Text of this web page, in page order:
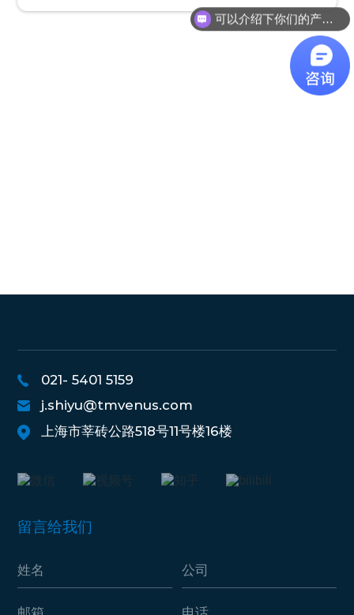
021- 5401 5159
j.shiyu@tmvenus.com
上海市莘砖公路518号11号楼16楼
留言给我们
可以介绍下你们的产品么？